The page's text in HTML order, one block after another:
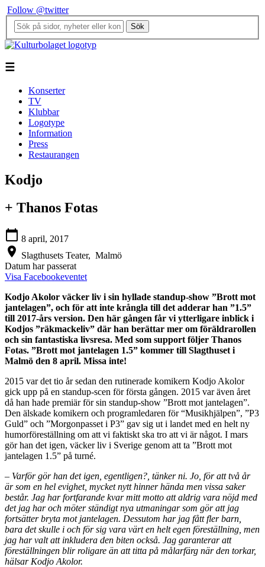
Follow @twitter
Sök
☰
Konserter
TV
Klubbar
Logotype
Information
Press
Restaurangen
Kodjo
+ Thanos Fotas
calendar_today 8 april, 2017
location_on Slagthusets Teater, Malmö
Datum har passerat
Visa Facebookeventet
Kodjo Akolor väcker liv i sin hyllade standup-show ”Brott mot
jantelagen”, och för att inte krångla till det adderar han ”1.5”
till 2017-års version. Den här gången får vi ytterligare inblick i
Kodjos ”räkmackeliv” där han berättar mer om föräldrarollen
och sin fantastiska livsresa. Med som support följer Thanos
Fotas. ”Brott mot jantelagen 1.5” kommer till Slagthuset i
Malmö den 8 april. Missa inte!
2015 var det tio år sedan den rutinerade komikern Kodjo Akolor
gick upp på en standup-scen för första gången. 2015 var även året
då han hade premiär för sin standup-show ”Brott mot jantelagen”.
Den älskade komikern och programledaren för “Musikhjälpen”, ”P3
Guld” och ”Morgonpasset i P3” gav sig ut i landet med en helt ny
humorföreställning om att vi faktiskt ska tro att vi är något. I mars
gör han det igen, väcker liv i Sverige genom att ta ”Brott mot
jantelagen 1.5” på turné.
– Varför gör han det igen, egentligen?, tänker ni. Jo, för att två år
är som en hel evighet, mycket nytt hinner hända men vissa saker
består. Jag har fortfarande kvar mitt motto att aldrig vara nöjd med
det jag har och möter ständigt nya utmaningar som gör att jag
fortsätter bryta mot jantelagen. Dessutom har jag fått fler barn,
bara det skulle i och för sig vara värt en helt egen föreställning, men
jag har valt att inkludera den biten också. Jag garanterar att
föreställningen blir roligare än att titta på målarfärg när den torkar,
hälsar Kodjo Akolor.